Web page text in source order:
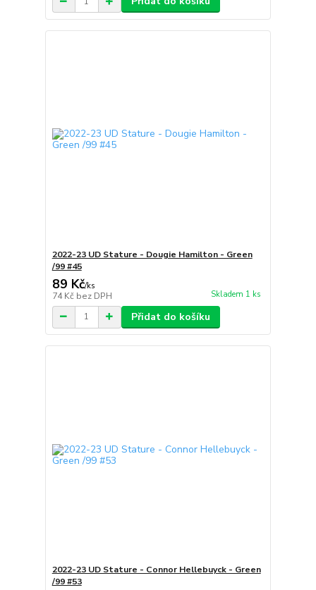
2022-23 UD Stature - Dougie Hamilton - Green
/99 #45
89 Kč/ks
74 Kč bez DPH Skladem 1 ks
Přidat do košíku
2022-23 UD Stature - Connor Hellebuyck - Green
/99 #53